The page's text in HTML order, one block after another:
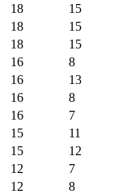
18
15
18
15
18
15
16
8
16
13
16
8
16
7
15
11
15
12
12
7
12
8